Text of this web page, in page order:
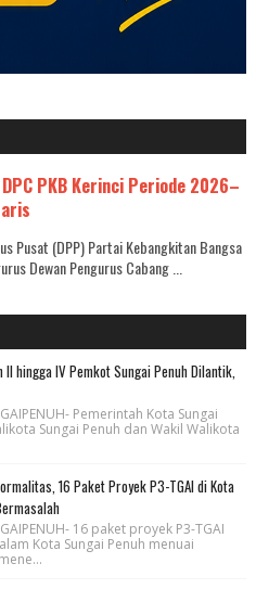
PKB Kerinci Periode 2026–
Pusat (DPP) Partai Kebangkitan Bangsa
Dewan Pengurus Cabang ...
II hingga IV Pemkot Sungai Penuh Dilantik,
Pemerintah Kota Sungai
Sungai Penuh dan Wakil Walikota
16 Paket Proyek P3-TGAI di Kota
16 paket proyek P3-TGAI
Kota Sungai Penuh menuai